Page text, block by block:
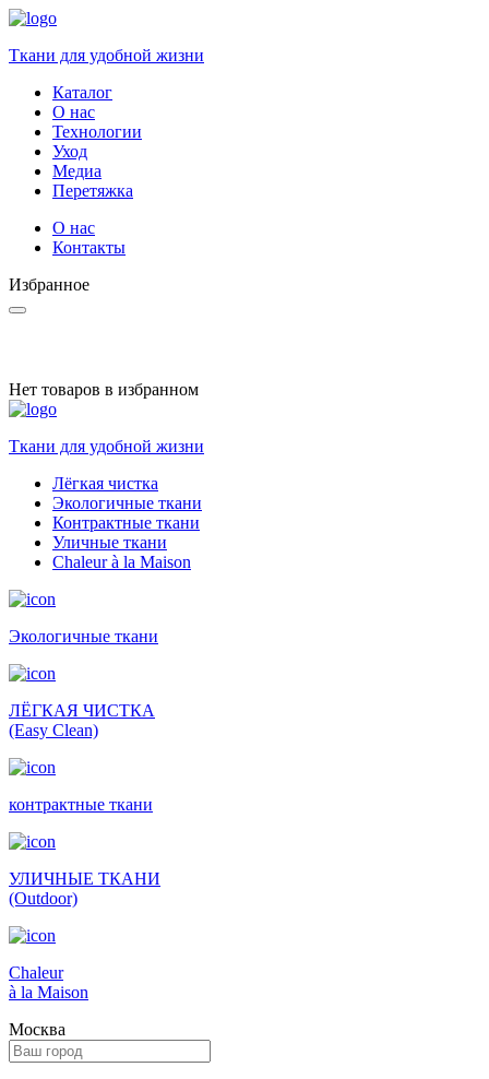
Ткани для удобной жизни
Каталог
О нас
Технологии
Уход
Медиа
Перетяжка
О нас
Контакты
Избранное
Нет товаров в избранном
Ткани для удобной жизни
Лёгкая чистка
Экологичные ткани
Контрактные ткани
Уличные ткани
Сhaleur à la Maison
Экологичные ткани
ЛЁГКАЯ ЧИСТКА
(Easy Clean)
контрактные ткани
УЛИЧНЫЕ ТКАНИ
(Outdoor)
Сhaleur
à la Maison
Москва